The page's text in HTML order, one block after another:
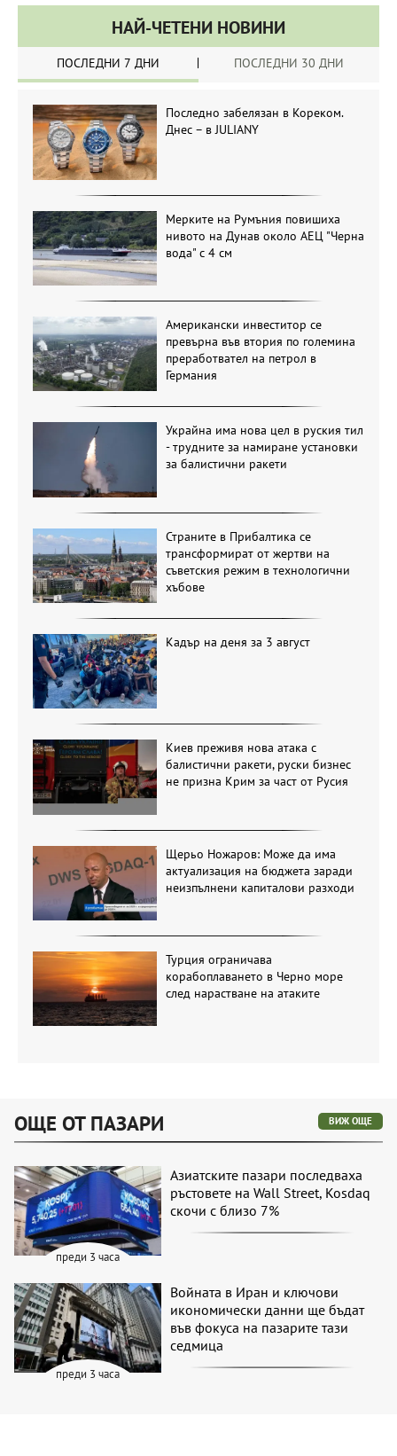
НАЙ-ЧЕТЕНИ НОВИНИ
ПОСЛЕДНИ 7 ДНИ ПОСЛЕДНИ 30 ДНИ
Последно забелязан в Кореком.
Днес – в JULIANY
Мерките на Румъния повишиха
нивото на Дунав около АЕЦ "Черна
вода" с 4 см
Американски инвеститор се
превърна във втория по големина
преработвател на петрол в
Германия
Украйна има нова цел в руския тил
- трудните за намиране установки
за балистични ракети
Страните в Прибалтика се
трансформират от жертви на
съветския режим в технологични
хъбове
Кадър на деня за 3 август
Киев преживя нова атака с
балистични ракети, руски бизнес
не призна Крим за част от Русия
Щерьо Ножаров: Може да има
актуализация на бюджета заради
неизпълнени капиталови разходи
Турция ограничава
корабоплаването в Черно море
след нарастване на атаките
ОЩЕ ОТ ПАЗАРИ ВИЖ ОЩЕ
преди 3 часа
Азиатските пазари последваха
ръстовете на Wall Street, Kosdaq
скочи с близо 7%
преди 3 часа
Войната в Иран и ключови
икономически данни ще бъдат
във фокуса на пазарите тази
седмица